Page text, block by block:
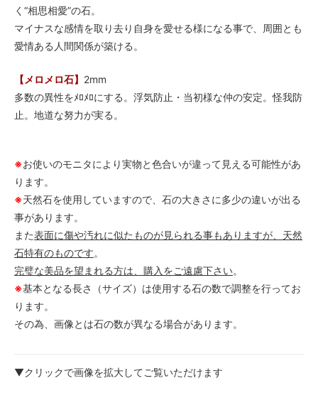
く“相思相愛”の石。
マイナスな感情を取り去り自身を愛せる様になる事で、周囲とも
愛情ある人間関係が築ける。
【メロメロ石】 2mm
多数の異性をﾒﾛﾒﾛにする。浮気防止・当初様な仲の安定。怪我防
止。地道な努力が実る。
※お使いのモニタにより実物と色合いが違って見える可能性があ
ります。
※天然石を使用していますので、石の大きさに多少の違いが出る
事があります。
また表面に傷や汚れに似たものが見られる事もありますが、天然
石特有のものです。
完璧な美品を望まれる方は、購入をご遠慮下さい。
※基本となる長さ（サイズ）は使用する石の数で調整を行ってお
ります。
その為、画像とは石の数が異なる場合があります。
▼クリックで画像を拡大してご覧いただけます